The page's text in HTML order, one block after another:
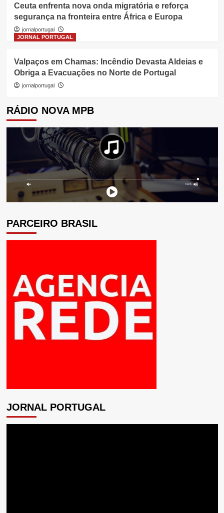
Ceuta enfrenta nova onda migratória e reforça
segurança na fronteira entre África e Europa
jornalportugal
JORNAL PORTUGAL
Valpaços em Chamas: Incêndio Devasta Aldeias e
Obriga a Evacuações no Norte de Portugal
jornalportugal
RÁDIO NOVA MPB
PARCEIRO BRASIL
JORNAL PORTUGAL